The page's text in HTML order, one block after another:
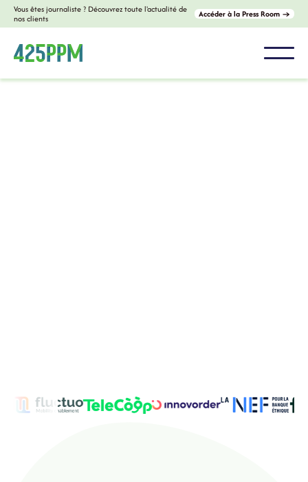
Vous êtes journaliste ? Découvrez toute l'actualité de
nos clients
Accéder à la Press Room →